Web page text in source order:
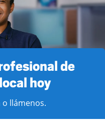
de
hoy
o llámenos.